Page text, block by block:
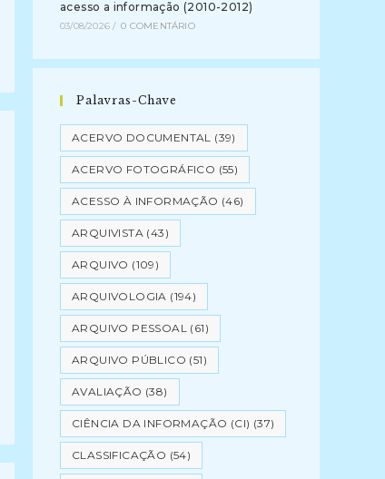
acesso a informação (2010-2012)
03/08/2026 / 0 COMENTÁRIO
Palavras-Chave
ACERVO DOCUMENTAL (39)
ACERVO FOTOGRÁFICO (55)
ACESSO À INFORMAÇÃO (46)
ARQUIVISTA (43)
ARQUIVO (109)
ARQUIVOLOGIA (194)
ARQUIVO PESSOAL (61)
ARQUIVO PÚBLICO (51)
AVALIAÇÃO (38)
CIÊNCIA DA INFORMAÇÃO (CI) (37)
CLASSIFICAÇÃO (54)